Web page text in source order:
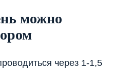
можно
через 1-1,5